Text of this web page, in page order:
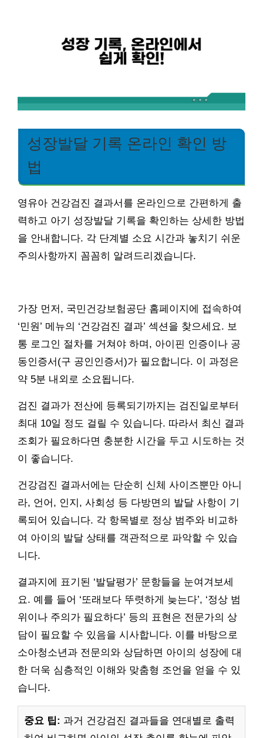
성장발달 기록 온라인 확인 방
법
영유아 건강검진 결과서를 온라인으로 간편하게 출
력하고 아기 성장발달 기록을 확인하는 상세한 방법
을 안내합니다. 각 단계별 소요 시간과 놓치기 쉬운
주의사항까지 꼼꼼히 알려드리겠습니다.
가장 먼저, 국민건강보험공단 홈페이지에 접속하여
‘민원’ 메뉴의 ‘건강검진 결과’ 섹션을 찾으세요. 보
통 로그인 절차를 거쳐야 하며, 아이핀 인증이나 공
동인증서(구 공인인증서)가 필요합니다. 이 과정은
약 5분 내외로 소요됩니다.
검진 결과가 전산에 등록되기까지는 검진일로부터
최대 10일 정도 걸릴 수 있습니다. 따라서 최신 결과
조회가 필요하다면 충분한 시간을 두고 시도하는 것
이 좋습니다.
건강검진 결과서에는 단순히 신체 사이즈뿐만 아니
라, 언어, 인지, 사회성 등 다방면의 발달 사항이 기
록되어 있습니다. 각 항목별로 정상 범주와 비교하
여 아이의 발달 상태를 객관적으로 파악할 수 있습
니다.
결과지에 표기된 ‘발달평가’ 문항들을 눈여겨보세
요. 예를 들어 ‘또래보다 뚜렷하게 늦는다’, ‘정상 범
위이나 주의가 필요하다’ 등의 표현은 전문가의 상
담이 필요할 수 있음을 시사합니다. 이를 바탕으로
소아청소년과 전문의와 상담하면 아이의 성장에 대
한 더욱 심층적인 이해와 맞춤형 조언을 얻을 수 있
습니다.
중요 팁: 과거 건강검진 결과들을 연대별로 출력